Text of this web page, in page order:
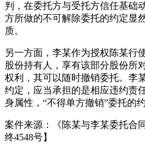
判，在委托方与受托方信任基础
方所做的不可解除委托的约定显
质。
另一方面，李某作为授权陈某行
股份持有人，享有该部分股份所
权利，其可以随时撤销委托。李
约定，应当承担的是相应违约责
身属性，“不得单方撤销”委托的
案件来源：《陈某与李某委托合
终4548号】